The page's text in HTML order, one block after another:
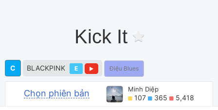
Kick It
C BLACKPINK E Điệu Blues
Chọn phiên bản Minh Diệp
107 365 5,418